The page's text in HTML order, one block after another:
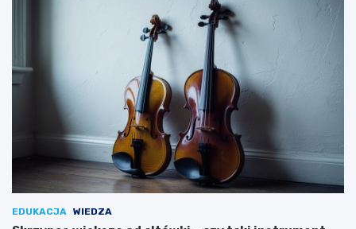
EDUKACJA WIEDZA